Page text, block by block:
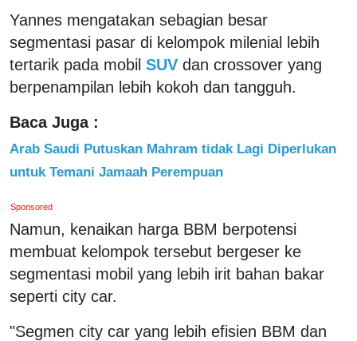
Yannes mengatakan sebagian besar
segmentasi pasar di kelompok milenial lebih
tertarik pada mobil SUV dan crossover yang
berpenampilan lebih kokoh dan tangguh.
Baca Juga :
Arab Saudi Putuskan Mahram tidak Lagi Diperlukan
untuk Temani Jamaah Perempuan
Sponsored
Namun, kenaikan harga BBM berpotensi
membuat kelompok tersebut bergeser ke
segmentasi mobil yang lebih irit bahan bakar
seperti city car.
"Segmen city car yang lebih efisien BBM dan